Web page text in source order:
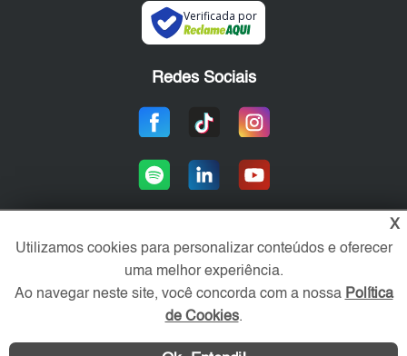
Verificada por
Redes Sociais
Área exclusiva aos anunciantes,
acesse sua conta:
X
Utilizamos cookies para personalizar conteúdos e oferecer
uma melhor experiência.
Ao navegar neste site, você concorda com a nossa Política
de Cookies.